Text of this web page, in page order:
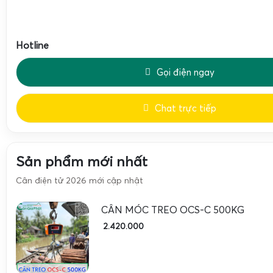
Cân treo điện tử OCS
Hotline
Gọi điện ngay
Chat trực tiếp
Sản phẩm mới nhất
Cân điện tử 2026 mới cập nhật
CÂN MÓC TREO OCS-C 500KG
2.420.000